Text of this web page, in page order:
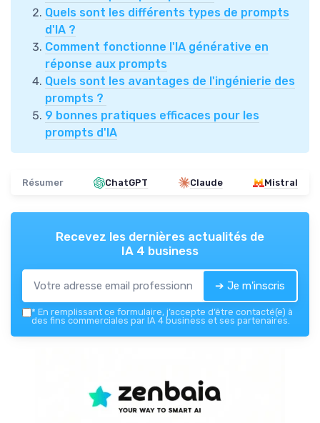
Quels sont les différents types de prompts
d'IA ?
Comment fonctionne l'IA générative en
réponse aux prompts
Quels sont les avantages de l'ingénierie des
prompts ?
9 bonnes pratiques efficaces pour les
prompts d'IA
Résumer ChatGPT Claude Mistral
Recevez les dernières actualités de
IA 4 business
➔ Je m'inscris
* En remplissant ce formulaire, j’accepte d’être contacté(e) à
des fins commerciales par IA 4 business et ses partenaires.